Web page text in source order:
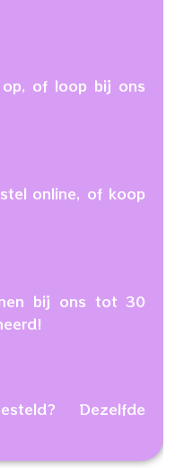
of loop bij ons
online, of koop
bij ons tot 30
Dezelfde